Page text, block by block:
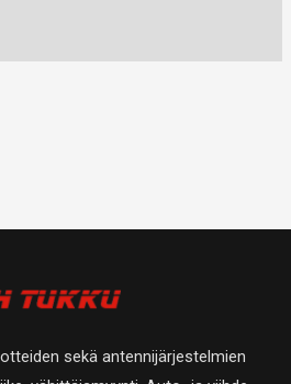
sekä antennijärjestelmien